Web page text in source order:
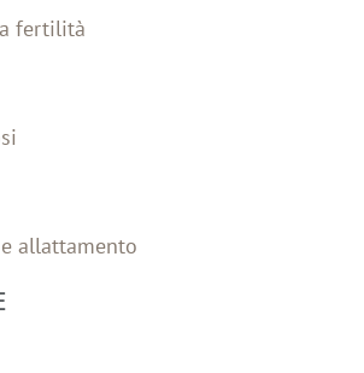
fertilità
allattamento